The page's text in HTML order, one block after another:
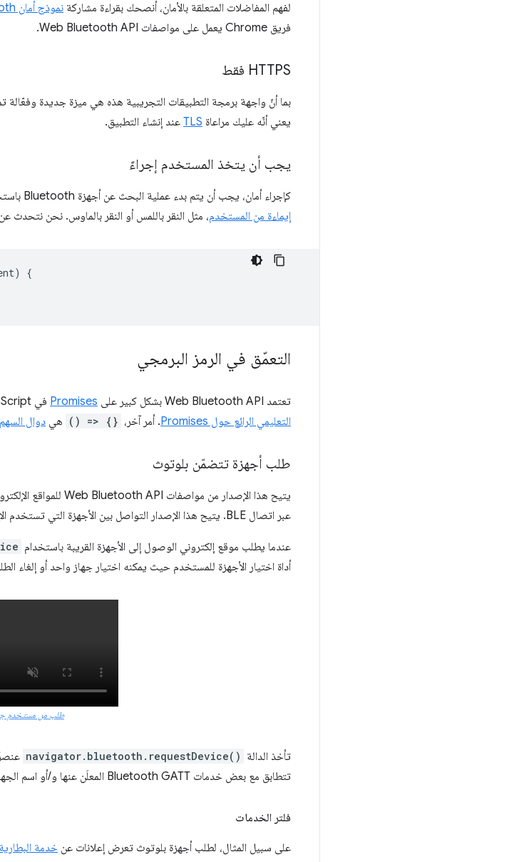
لفهم المفاضلات المتعلقة بالأمان، أنصحك بقراءة مشاركة نموذج أمان Web Bluetooth
فريق Chrome يعمل على مواصفات Web Bluetooth API.
‫HTTPS فقط
بما أنّ واجهة برمجة التطبيقات التجريبية هذه هي ميزة جديدة وفعّالة
يعني أنّه عليك مراعاة TLS عند إنشاء التطبيق.
يجب أن يتخذ المستخدم إجراءً
كإجراء أمان، يجب أن يتم بدء عملية البحث عن أجهزة Bluetooth باستخدام
إيماءة من المستخدم، مثل النقر باللمس أو النقر بالماوس. نحن نتحدث
)
{
التعمّق في الرمز البرمجي
تعتمد Web Bluetooth API بشكل كبير على Promises في JavaScript. إذا لم تكن على دراية بها، يمكنك الاطّلاع على
التعليمي الرائع حول Promises
. أمر آخر، () => {} هي دوال السهم
طلب أجهزة تتضمّن بلوتوث
عبر اتصال BLE. يتيح هذا الإصدار التواصل بين الأجهزة التي تستخدم الإصدار 4.0 من البلوتوث أو الإصدارات الأحدث.
عندما يطلب موقع إلكتروني الوصول إلى الأجهزة القريبة باستخدام
أداة اختيار الأجهزة للمستخدم حيث يمكنه اختيار جهاز واحد أو إلغاء
طلب من مستخدم
تأخذ الدالة navigator.bluetooth.requestDevice()
تتطابق مع بعض خدمات Bluetooth GATT المعلَن عنها و/أو اسم الجهاز فقط.
فلتر الخدمات
على سبيل المثال، لطلب أجهزة بلوتوث تعرض إعلانات عن خدمة البطارية Bluetooth GATT